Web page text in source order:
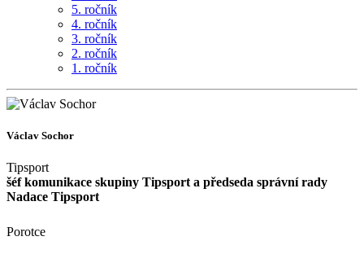
5. ročník
4. ročník
3. ročník
2. ročník
1. ročník
Václav Sochor
Tipsport
šéf komunikace skupiny Tipsport a předseda správní rady
Nadace Tipsport
Porotce